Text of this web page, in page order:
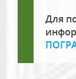
Для